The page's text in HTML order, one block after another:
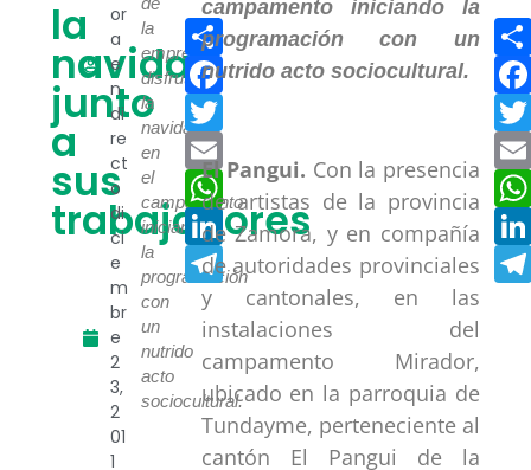
la
navidad
junto
a
sus
trabajadores
or
a
e
n
di
re
ct
o
di
ci
e
m
br
e
2
3,
2
01
1
la
empresa
disfrutó
la
navidad
en
el
campamento
iniciando
la
programación
con
un
nutrido
acto
sociocultural.
Compartir
Facebook
WhatsApp
LinkedIn
Telegram
El Pangui. Con la presencia
de artistas de la provincia
de Zamora, y en compañía
de autoridades provinciales
y cantonales, en las
instalaciones del
campamento Mirador,
ubicado en la parroquia de
Tundayme, perteneciente al
cantón El Pangui de la